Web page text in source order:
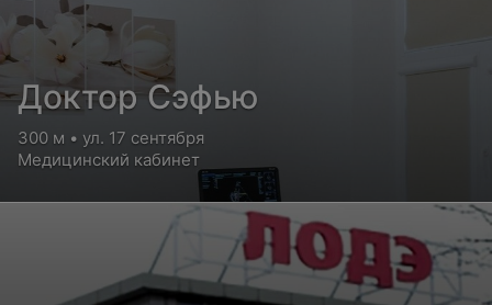
Доктор Сэфью
300 м • ул. 17 сентября
Медицинский кабинет